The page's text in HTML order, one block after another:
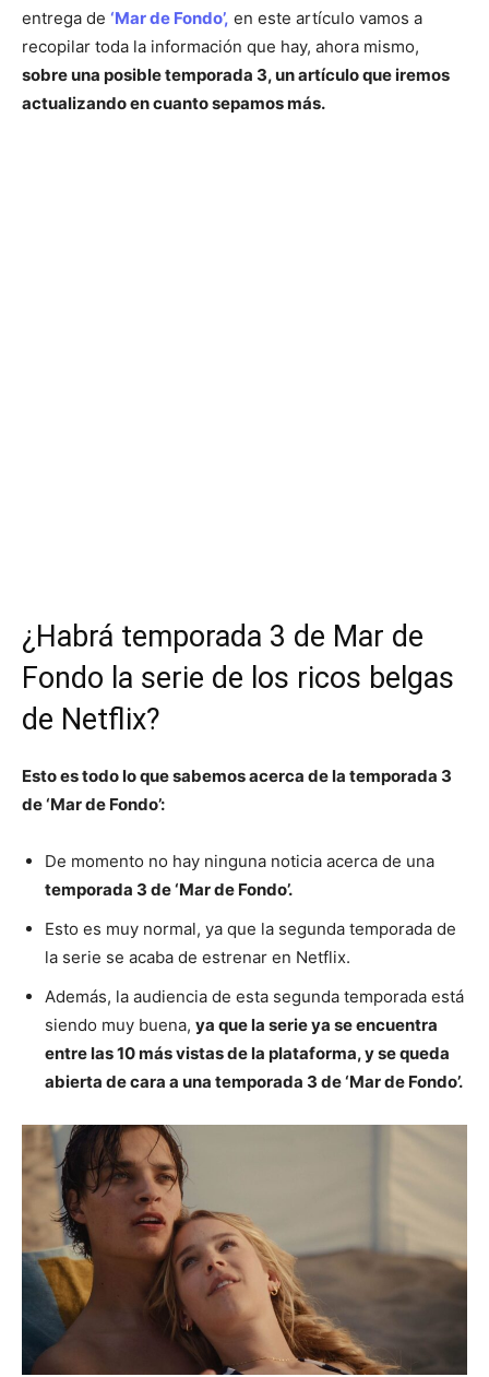
entrega de ‘Mar de Fondo’, en este artículo vamos a
recopilar toda la información que hay, ahora mismo,
sobre una posible temporada 3, un artículo que iremos
actualizando en cuanto sepamos más.
¿Habrá temporada 3 de Mar de
Fondo la serie de los ricos belgas
de Netflix?
Esto es todo lo que sabemos acerca de la temporada 3
de ‘Mar de Fondo’:
De momento no hay ninguna noticia acerca de una
temporada 3 de ‘Mar de Fondo’.
Esto es muy normal, ya que la segunda temporada de
la serie se acaba de estrenar en Netflix.
Además, la audiencia de esta segunda temporada está
siendo muy buena, ya que la serie ya se encuentra
entre las 10 más vistas de la plataforma, y se queda
abierta de cara a una temporada 3 de ‘Mar de Fondo’.